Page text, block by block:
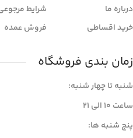
درباره ما
خرید اقساطی
شرایط
فروش عمده
زمان بندی فروشگاه
شنبه تا چهار شنبه:
ساعت ۱۰ الی ۲۱
پنج شنبه ها: